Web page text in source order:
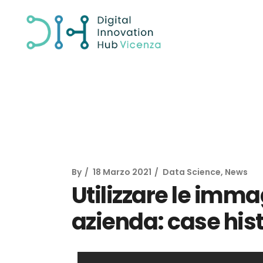
By 18 Marzo 2021 Data Science, News
Utilizzare le
azienda: case